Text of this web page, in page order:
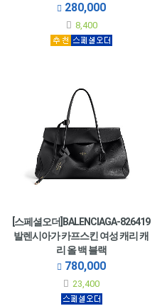
280,000
8,400
[스페셜오더]BALENCIAGA-826419
발렌시아가 카프스킨 여성 캐리 캐
리 올 백 블랙
780,000
23,400